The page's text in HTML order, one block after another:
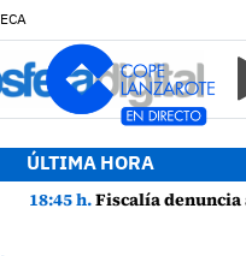
ÚLTIMA HORA
Yonathan de León y a Echedey Eugenio por presuntas